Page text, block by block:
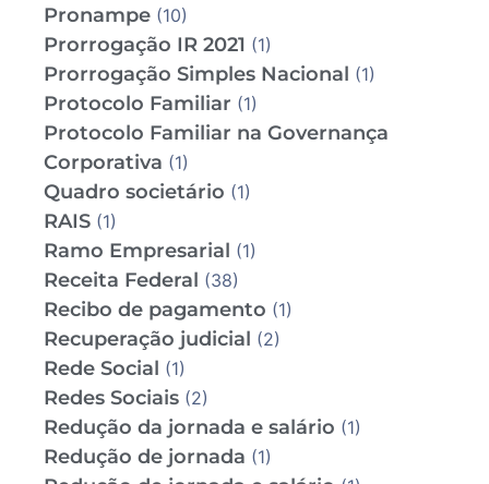
Pronampe (10)
Prorrogação IR 2021 (1)
Prorrogação Simples Nacional (1)
Protocolo Familiar (1)
Protocolo Familiar na Governança
Corporativa (1)
Quadro societário (1)
RAIS (1)
Ramo Empresarial (1)
Receita Federal (38)
Recibo de pagamento (1)
Recuperação judicial (2)
Rede Social (1)
Redes Sociais (2)
Redução da jornada e salário (1)
Redução de jornada (1)